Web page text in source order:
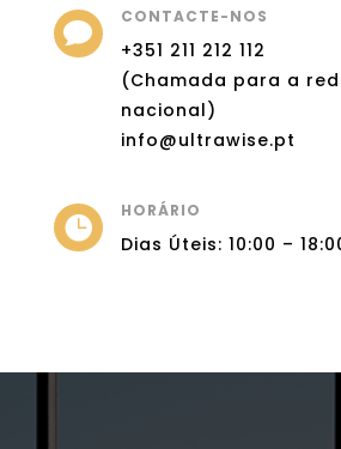

CONTACTE-NOS
+351 211 212 112
(Chamada para a
nacional)
info@ultrawise.pt

HORÁRIO
Dias Úteis: 10:00 –